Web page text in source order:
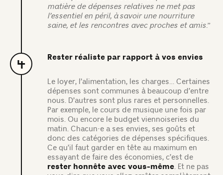
matière de dépenses relatives ne met pas
l’essentiel en péril, à savoir une nourriture
saine, et les rencontres avec proches et amis.”
4 Rester réaliste par rapport à vos envies
Le loyer, l’alimentation, les charges… Certaines
dépenses sont communes à beaucoup d’entre
nous. D’autres sont plus rares et personnelles.
Par exemple, le cours de musique une fois par
mois. Ou encore le budget viennoiseries du
matin. Chacun·e a ses envies, ses goûts et
donc des catégories de dépenses spécifiques.
Ce qu’il faut garder en tête au maximum en
essayant de faire des économies, c’est de
rester honnête avec vous-même. Et ne pas